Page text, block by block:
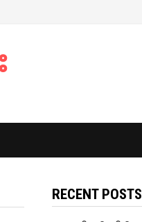
RECENT POSTS